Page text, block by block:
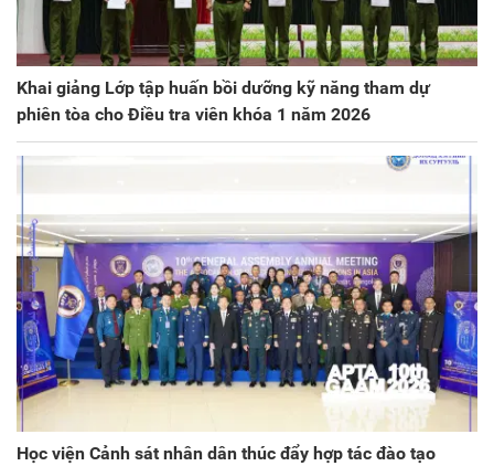
Khai giảng Lớp tập huấn bồi dưỡng kỹ năng tham dự
phiên tòa cho Điều tra viên khóa 1 năm 2026
Học viện Cảnh sát nhân dân thúc đẩy hợp tác đào tạo